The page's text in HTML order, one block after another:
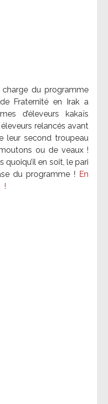
charge du programme
Fraternité en Irak a
d’éleveurs kakaïs
relancés avant
leur second troupeau
ou de veaux !
quoiqu’il en soit, le pari
du programme ! En
!